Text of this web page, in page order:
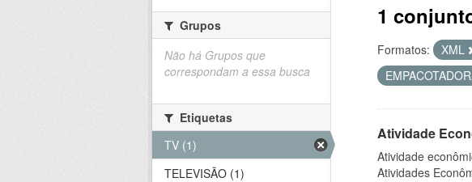
1
Formatos: XML
Atividade
Atividade
Atividades
Grupos
Não há Grupos que
correspondam a essa busca
Etiquetas
TV (1)
TELEVISÃO (1)